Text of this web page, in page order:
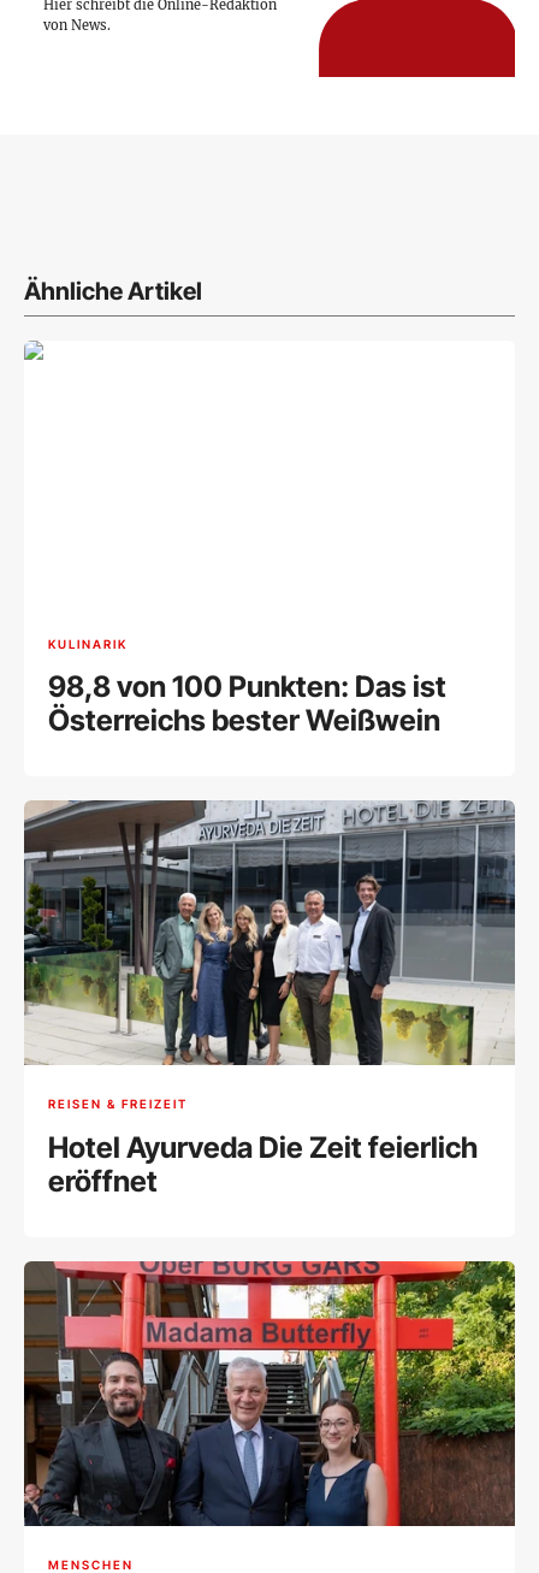
Hier schreibt die Online-Redaktion
von News.
Ähnliche Artikel
KULINARIK
98,8 von 100 Punkten: Das ist
Österreichs bester Weißwein
REISEN & FREIZEIT
Hotel Ayurveda Die Zeit feierlich
eröffnet
MENSCHEN